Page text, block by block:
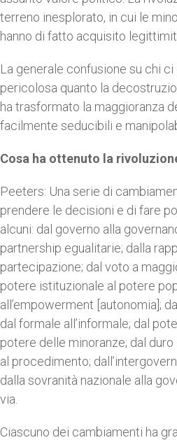
terreno inesplorato, in cui le
hanno di fatto acquisito
La generale confusione su chi
pericolosa quanto la
ha trasformato la maggioranza
facilmente seducibili e
Cosa ha ottenuto la
Peeters: Una serie di
prendere le decisioni e di fare
alcuni: dal governo alla
partnership egualitarie; dalla
partecipazione; dal voto a
potere istituzionale al potere
all’empowerment [autonomia];
dal formale all’informale; dal
potere delle minoranze; dal
al procedimento;
dalla sovranità nazionale alla
via.
Ciascuno dei cambiamenti ha